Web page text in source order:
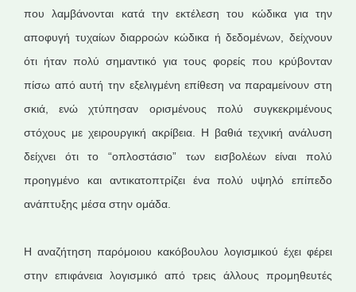
που λαμβάνονται κατά την εκτέλεση του κώδικα για την
αποφυγή τυχαίων διαρροών κώδικα ή δεδομένων, δείχνουν
ότι ήταν πολύ σημαντικό για τους φορείς που κρύβονταν
πίσω από αυτή την εξελιγμένη επίθεση να παραμείνουν στη
σκιά, ενώ χτύπησαν ορισμένους πολύ συγκεκριμένους
στόχους με χειρουργική ακρίβεια. Η βαθιά τεχνική ανάλυση
δείχνει ότι το “οπλοστάσιο” των εισβολέων είναι πολύ
προηγμένο και αντικατοπτρίζει ένα πολύ υψηλό επίπεδο
ανάπτυξης μέσα στην ομάδα.
Η αναζήτηση παρόμοιου κακόβουλου λογισμικού έχει φέρει
στην επιφάνεια λογισμικό από τρεις άλλους προμηθευτές